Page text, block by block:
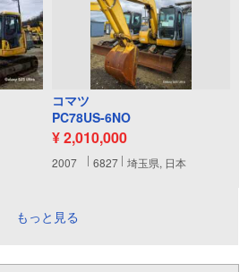
コマツ
PC78US-6NO
¥ 2,010,000
2007 6827 埼玉県, 日本
もっと見る